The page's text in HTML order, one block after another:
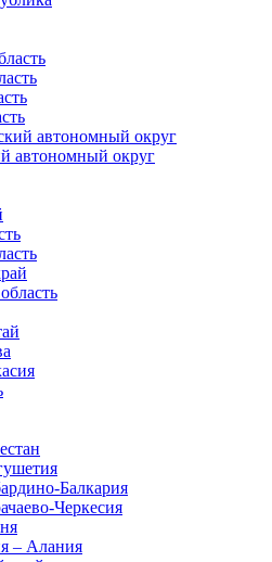
автономный округ
автономный округ
Балкария
Черкесия
– Алания